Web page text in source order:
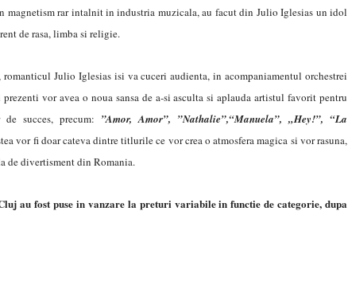
magnetism rar intalnit in industria muzicala, au facut din Julio Iglesias un idol
de rasa, limba si religie.
Julio Iglesias isi va cuceri audienta, in acompaniamentul orchestrei
vor avea o noua sansa de a-si asculta si aplauda artistul favorit pentru
succes, precum: ”Amor, Amor”, ”Nathalie”,“Manuela”, „Hey!”, “La
vor fi doar cateva dintre titlurile ce vor crea o atmosfera magica si vor rasuna,
de divertisment din Romania.
au fost puse in vanzare la preturi variabile in functie de categorie, dupa